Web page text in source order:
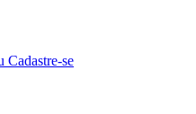
Cadastre-se